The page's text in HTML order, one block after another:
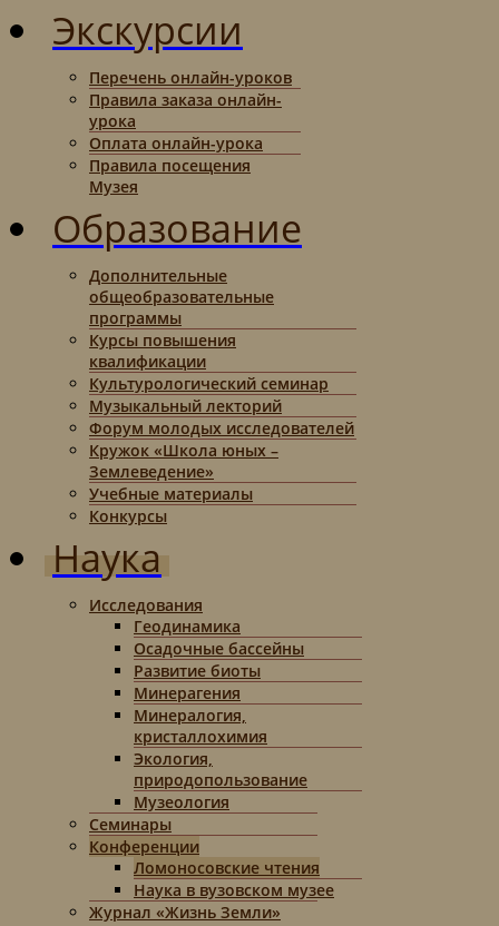
Экскурсии
Перечень онлайн-уроков
Правила заказа онлайн-
урока
Оплата онлайн-урока
Правила посещения
Музея
Образование
Дополнительные
общеобразовательные
программы
Курсы повышения
квалификации
Культурологический семинар
Музыкальный лекторий
Форум молодых исследователей
Кружок «Школа юных –
Землеведение»
Учебные материалы
Конкурсы
Наука
Исследования
Геодинамика
Осадочные бассейны
Развитие биоты
Минерагения
Минералогия,
кристаллохимия
Экология,
природопользование
Музеология
Семинары
Конференции
Ломоносовские чтения
Наука в вузовском музее
Журнал «Жизнь Земли»